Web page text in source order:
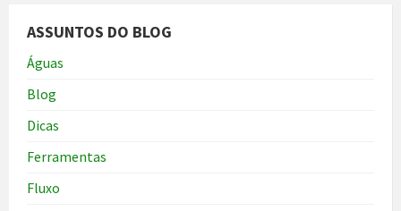
ASSUNTOS DO BLOG
Águas
Blog
Dicas
Ferramentas
Fluxo